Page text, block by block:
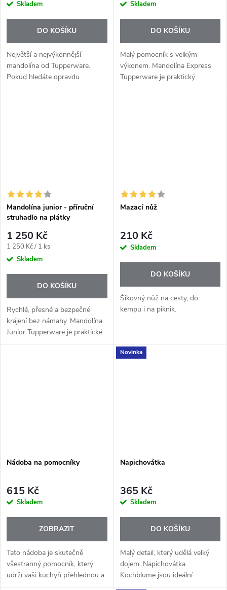
cena:Skladem
DO KOŠÍKU
Největší a nejvýkonnější
mandolína od Tupperware.
Pokud hledáte opravdu
propracovaný kuchyňský
cena:Skladem
DO KOŠÍKU
Malý pomocník s velkým
výkonem. Mandolína Express
Tupperware je praktický
kompaktní kráječ, který vytváří
Mandolína junior - příruční
struhadlo na plátky
1 250 Kč
Měrná
cena:
1 250 Kč / 1 ks
Skladem
DO KOŠÍKU
Rychlé, přesné a bezpečné
krájení bez námahy. Mandolína
Junior Tupperware je praktické
příruční struhadlo, se kterým
Mazací nůž
210 Kč
Skladem
DO KOŠÍKU
Šikovný nůž na cesty, do
kempu i na piknik.
Nádoba na pomocníky
615 Kč
Skladem
ZOBRAZIT
Tato nádoba je skutečně
všestranný pomocník, který
udrží vaši kuchyň přehlednou a
náčiní vždy po ruce. Je
Novinka
Napichovátka
365 Kč
Skladem
DO KOŠÍKU
Malý detail, který udělá velký
dojem. Napichovátka
Kochblume jsou ideální
pomocník na servírování